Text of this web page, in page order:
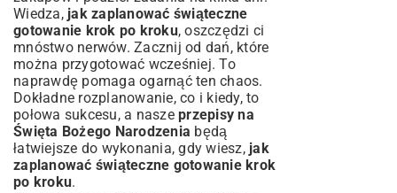
Wiedza, jak zaplanować świąteczne
gotowanie krok po kroku, oszczędzi ci
mnóstwo nerwów. Zacznij od dań, które
można przygotować wcześniej. To
naprawdę pomaga ogarnąć ten chaos.
Dokładne rozplanowanie, co i kiedy, to
połowa sukcesu, a nasze przepisy na
Święta Bożego Narodzenia będą
łatwiejsze do wykonania, gdy wiesz, jak
zaplanować świąteczne gotowanie krok
po kroku.